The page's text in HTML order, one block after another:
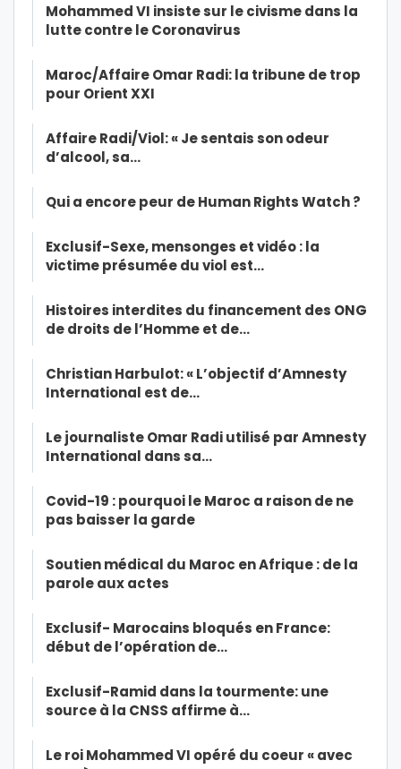
Mohammed VI insiste sur le civisme dans la
lutte contre le Coronavirus
Maroc/Affaire Omar Radi: la tribune de trop
pour Orient XXI
Affaire Radi/Viol: « Je sentais son odeur
d’alcool, sa…
Qui a encore peur de Human Rights Watch ?
Exclusif-Sexe, mensonges et vidéo : la
victime présumée du viol est…
Histoires interdites du financement des ONG
de droits de l’Homme et de…
Christian Harbulot: « L’objectif d’Amnesty
International est de…
Le journaliste Omar Radi utilisé par Amnesty
International dans sa…
Covid-19 : pourquoi le Maroc a raison de ne
pas baisser la garde
Soutien médical du Maroc en Afrique : de la
parole aux actes
Exclusif- Marocains bloqués en France:
début de l’opération de…
Exclusif-Ramid dans la tourmente: une
source à la CNSS affirme à…
Le roi Mohammed VI opéré du coeur « avec